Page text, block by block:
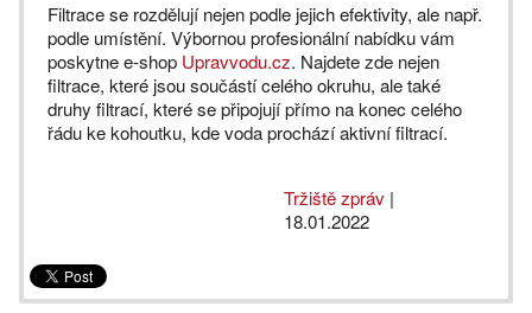
Filtrace se rozdělují nejen podle jejich efektivity, ale např.
podle umístění. Výbornou profesionální nabídku vám
poskytne e-shop Upravvodu.cz. Najdete zde nejen
filtrace, které jsou součástí celého okruhu, ale také
druhy filtrací, které se připojují přímo na konec celého
řádu ke kohoutku, kde voda prochází aktivní filtrací.
Tržiště zpráv |
18.01.2022